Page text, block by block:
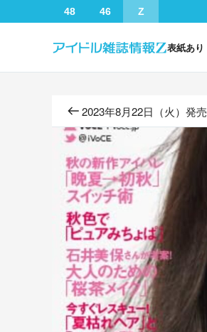
48 46 Z
表紙あり
2023年8月22日（火）発売